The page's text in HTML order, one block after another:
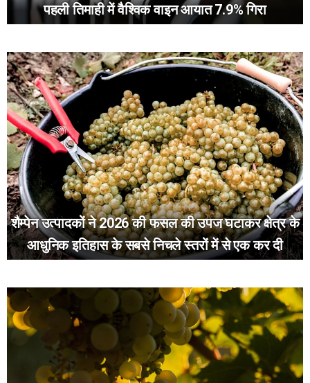
पहली तिमाही में वैश्विक वाइन आयात 7.9% गिरा
शैम्पेन उत्पादकों ने 2026 की फसल की उपज घटाकर क्षेत्र के
आधुनिक इतिहास के सबसे निचले स्तरों में से एक कर दी